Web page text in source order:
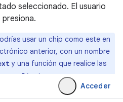
seleccionado. El usuario
usar un chip como este en
anterior, con un nombre
y una función que realice las
onDismiss